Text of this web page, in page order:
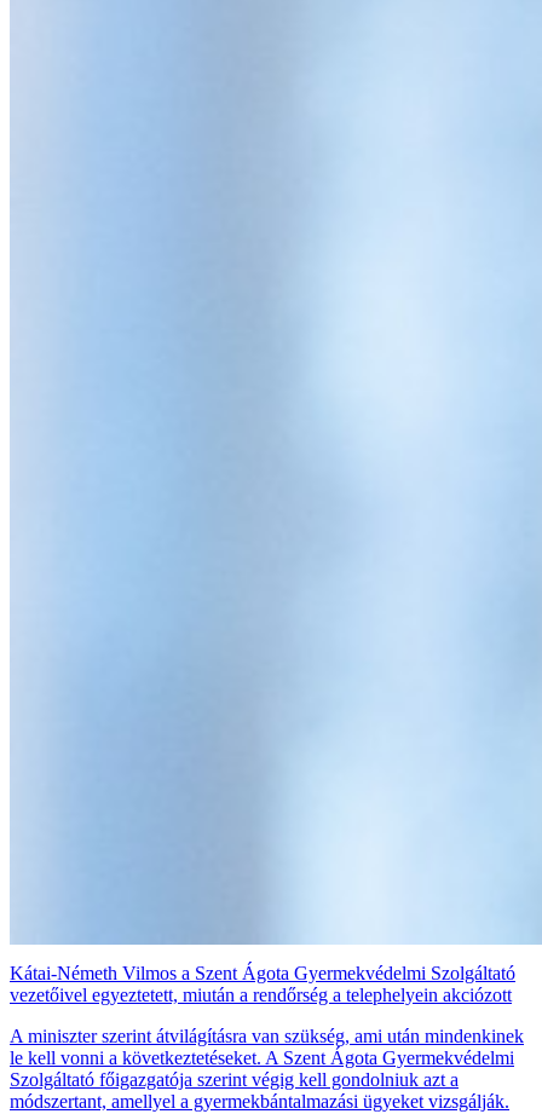
Kátai-Németh Vilmos a Szent Ágota Gyermekvédelmi Szolgáltató
vezetőivel egyeztetett, miután a rendőrség a telephelyein akciózott
A miniszter szerint átvilágításra van szükség, ami után mindenkinek
le kell vonni a következtetéseket. A Szent Ágota Gyermekvédelmi
Szolgáltató főigazgatója szerint végig kell gondolniuk azt a
módszertant, amellyel a gyermekbántalmazási ügyeket vizsgálják.